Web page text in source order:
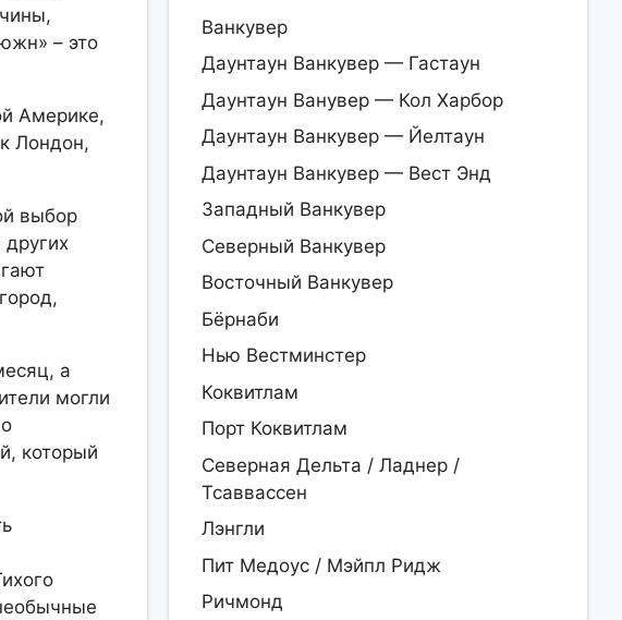
– это
Америке,
Лондон,
выбор
а
могли
который
Ванкувер
Даунтаун Ванкувер — Гастаун
Даунтаун Ванувер — Кол Харбор
Даунтаун Ванкувер — Йелтаун
Даунтаун Ванкувер — Вест Энд
Западный Ванкувер
Северный Ванкувер
Восточный Ванкувер
Бёрнаби
Нью Вестминстер
Коквитлам
Порт Коквитлам
Северная Дельта / Ладнер /
Тсаввассен
Лэнгли
Пит Медоус / Мэйпл Ридж
Ричмонд